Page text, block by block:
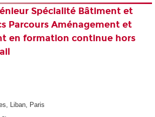
Spécialité Bâtiment et
Parcours Aménagement et
en formation continue hors
Liban, Paris